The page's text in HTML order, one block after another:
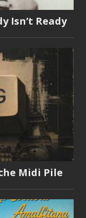
Isn’t Ready
Midi Pile